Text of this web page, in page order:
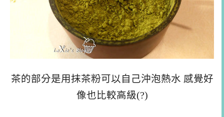
茶的部分是用抹茶粉可以自己沖泡熱水 感覺好
像也比較高級(?)